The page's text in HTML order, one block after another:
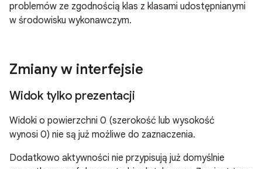
problemów ze zgodnością klas z klasami udostępnianymi
w środowisku wykonawczym.
Zmiany w interfejsie
Widok tylko prezentacji
Widoki o powierzchni 0 (szerokość lub wysokość
wynosi 0) nie są już możliwe do zaznaczenia.
Dodatkowo aktywności nie przypisują już domyślnie